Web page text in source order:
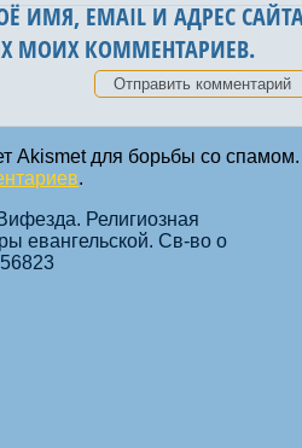
ИМЯ, EMAIL И АДРЕС
МОИХ КОММЕНТАРИЕВ.
Akismet для борьбы со
.
Религиозная
евангельской. Св-во о